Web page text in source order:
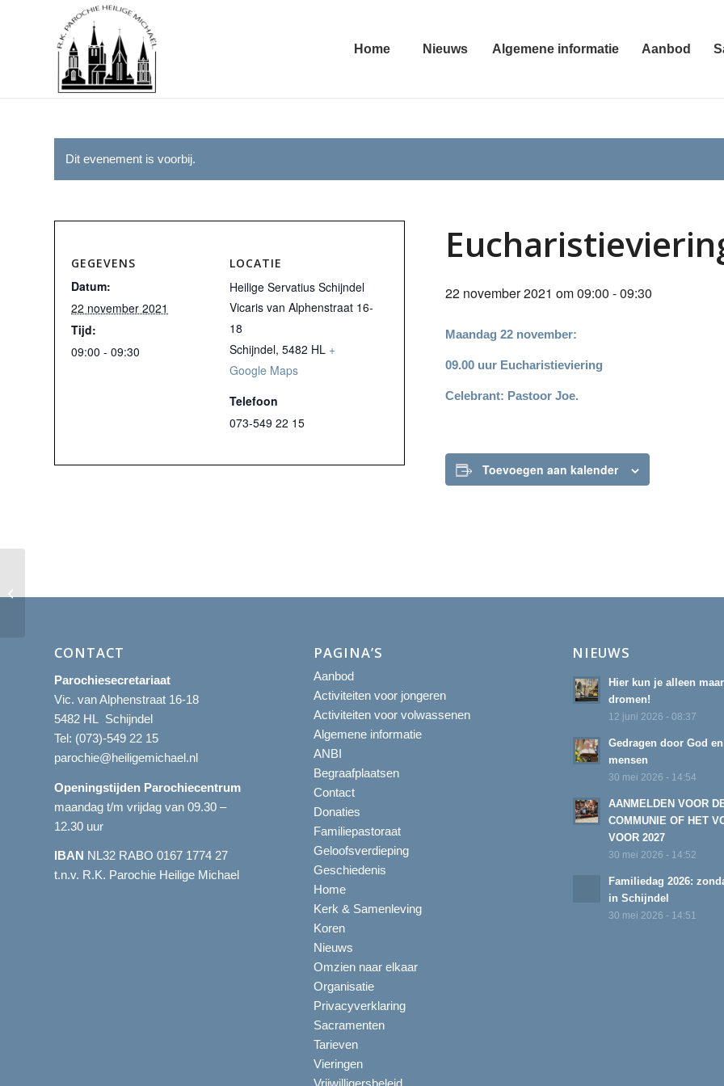
Home Nieuws Algemene informatie Aanbod
Dit evenement is voorbij.
22 november 2021 om 09:00 -09:30
Maandag 22 november:
09.00 uur Eucharistieviering
Celebrant: Pastoor Joe.
Toevoegen aan kalender
GEGEVENS
Datum:
22 november 2021
Tijd:
09:00 - 09:30
LOCATIE
Heilige Servatius Schijndel
Vicaris van Alphenstraat 16-
18
Schijndel, 5482 HL +
Google Maps
Telefoon
073-549 22 15
CONTACT
Parochiesecretariaat
Vic. van Alphenstraat 16-18
5482 HL Schijndel
Tel: (073)-549 22 15
parochie@heiligemichael.nl
Openingstijden Parochiecentrum
maandag t/m vrijdag van 09.30 –
12.30 uur
IBAN NL32 RABO 0167 1774 27
t.n.v. R.K. Parochie Heilige Michael
PAGINA’S
Aanbod
Activiteiten voor jongeren
Activiteiten voor volwassenen
Algemene informatie
ANBI
Begraafplaatsen
Contact
Donaties
Familiepastoraat
Geloofsverdieping
Geschiedenis
Home
Kerk & Samenleving
Koren
Nieuws
Omzien naar elkaar
Organisatie
Privacyverklaring
Sacramenten
Tarieven
Vieringen
Vrijwilligersbeleid
NIEUWS
Hier kun je alleen
dromen!
12 juni 2026 - 08:37
Gedragen door God
mensen
30 mei 2026 - 14:54
AANMELDEN VOOR
COMMUNIE OF HET
VOOR 2027
30 mei 2026 - 14:52
Familiedag 2026:
in Schijndel
30 mei 2026 - 14:51